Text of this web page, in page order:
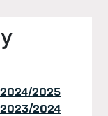
2024/2025
2023/2024